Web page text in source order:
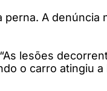
A denúncia
lesões
o carro atingiu